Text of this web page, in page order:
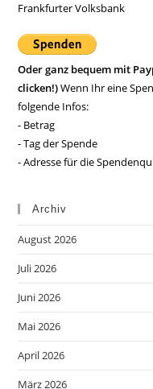
Frankfurter Volksbank
Oder ganz bequem mit
clicken!)Wenn Ihr eine
folgende Infos:
- Betrag
- Tag der Spende
- Adresse für die
Archiv
August 2026
Juli 2026
Juni 2026
Mai 2026
April 2026
März 2026